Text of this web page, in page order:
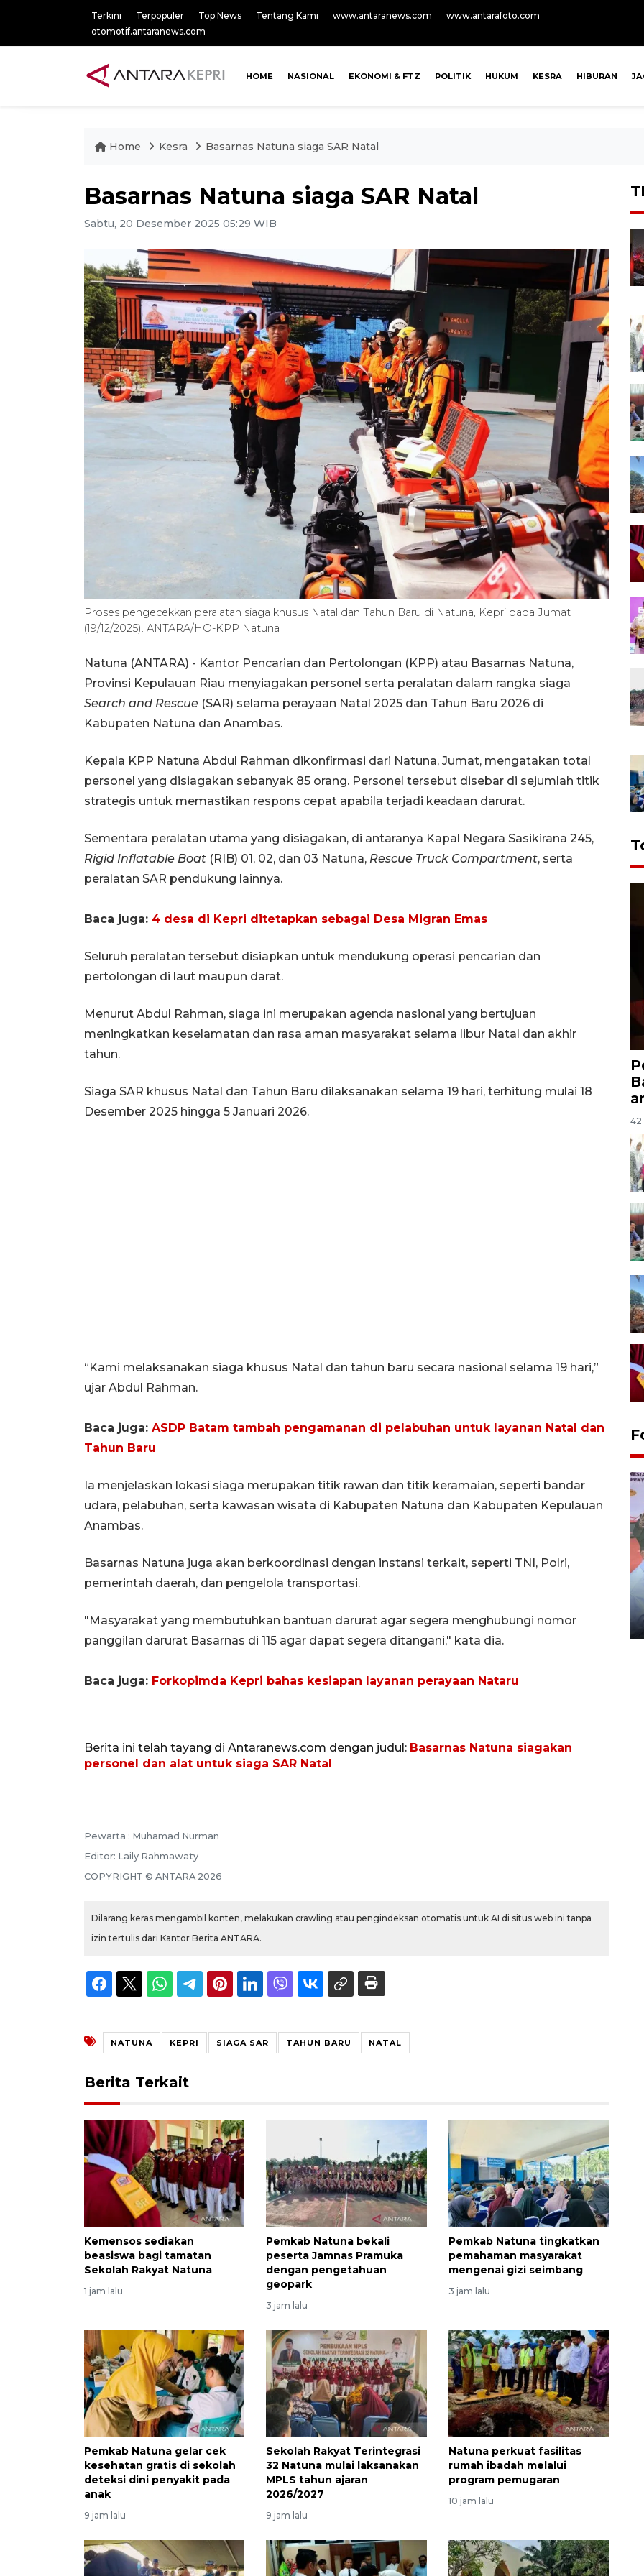
Terkini Terpopuler Top News Tentang Kami www.antaranews.com
www.antarafoto.com
otomotif.antaranews.com
HOME NASIONAL EKONOMI & FTZ POLITIK HUKUM KESRA HIBURAN
Home Kesra Basarnas Natuna siaga SAR Natal
Basarnas Natuna siaga SAR Natal
Sabtu, 20 Desember 2025 05:29 WIB
Proses pengecekkan peralatan siaga khusus Natal dan Tahun Baru di Natuna, Kepri pada Jumat
(19/12/2025). ANTARA/HO-KPP Natuna
Natuna (ANTARA) - Kantor Pencarian dan Pertolongan (KPP) atau Basarnas Natuna,
Provinsi Kepulauan Riau menyiagakan personel serta peralatan dalam rangka siaga
Search and Rescue (SAR) selama perayaan Natal 2025 dan Tahun Baru 2026 di
Kabupaten Natuna dan Anambas.
Kepala KPP Natuna Abdul Rahman dikonfirmasi dari Natuna, Jumat, mengatakan total
personel yang disiagakan sebanyak 85 orang. Personel tersebut disebar di sejumlah titik
strategis untuk memastikan respons cepat apabila terjadi keadaan darurat.
Sementara peralatan utama yang disiagakan, di antaranya Kapal Negara Sasikirana 245,
Rigid Inflatable Boat (RIB) 01, 02, dan 03 Natuna, Rescue Truck Compartment, serta
peralatan SAR pendukung lainnya.
Baca juga: 4 desa di Kepri ditetapkan sebagai Desa Migran Emas
Seluruh peralatan tersebut disiapkan untuk mendukung operasi pencarian dan
pertolongan di laut maupun darat.
Menurut Abdul Rahman, siaga ini merupakan agenda nasional yang bertujuan
meningkatkan keselamatan dan rasa aman masyarakat selama libur Natal dan akhir
tahun.
Siaga SAR khusus Natal dan Tahun Baru dilaksanakan selama 19 hari, terhitung mulai 18
Desember 2025 hingga 5 Januari 2026.
“Kami melaksanakan siaga khusus Natal dan tahun baru secara nasional selama 19 hari,”
ujar Abdul Rahman.
Baca juga: ASDP Batam tambah pengamanan di pelabuhan untuk layanan Natal dan
Tahun Baru
Ia menjelaskan lokasi siaga merupakan titik rawan dan titik keramaian, seperti bandar
udara, pelabuhan, serta kawasan wisata di Kabupaten Natuna dan Kabupaten Kepulauan
Anambas.
Basarnas Natuna juga akan berkoordinasi dengan instansi terkait, seperti TNI, Polri,
pemerintah daerah, dan pengelola transportasi.
"Masyarakat yang membutuhkan bantuan darurat agar segera menghubungi nomor
panggilan darurat Basarnas di 115 agar dapat segera ditangani," kata dia.
Baca juga: Forkopimda Kepri bahas kesiapan layanan perayaan Nataru
Berita ini telah tayang di Antaranews.com dengan judul: Basarnas Natuna siagakan
personel dan alat untuk siaga SAR Natal
Pewarta : Muhamad Nurman
Editor: Laily Rahmawaty
COPYRIGHT © ANTARA 2026
Dilarang keras mengambil konten, melakukan crawling atau pengindeksan otomatis untuk AI di situs web ini tanpa
izin tertulis dari Kantor Berita ANTARA.
NATUNA KEPRI SIAGA SAR TAHUN BARU NATAL
Berita Terkait
Kemensos sediakan
beasiswa bagi tamatan
Sekolah Rakyat Natuna
1 jam lalu
Pemkab Natuna bekali
peserta Jamnas Pramuka
dengan pengetahuan
geopark
3 jam lalu
Pemkab Natuna tingkatkan
pemahaman masyarakat
mengenai gizi seimbang
3 jam lalu
Pemkab Natuna gelar cek
kesehatan gratis di sekolah
deteksi dini penyakit pada
anak
9 jam lalu
Sekolah Rakyat Terintegrasi
32 Natuna mulai laksanakan
MPLS tahun ajaran
2026/2027
9 jam lalu
Natuna perkuat fasilitas
rumah ibadah melalui
program pemugaran
10 jam lalu
42
08 February 2024 15:30 WIB, 2024